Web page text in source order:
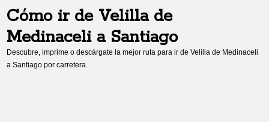
Cómo ir de Velilla de
Medinacelia Santiago
Descubre, imprime o descárgate la mejor ruta para ir deVelilla de Medinaceli
aSantiago por carretera.